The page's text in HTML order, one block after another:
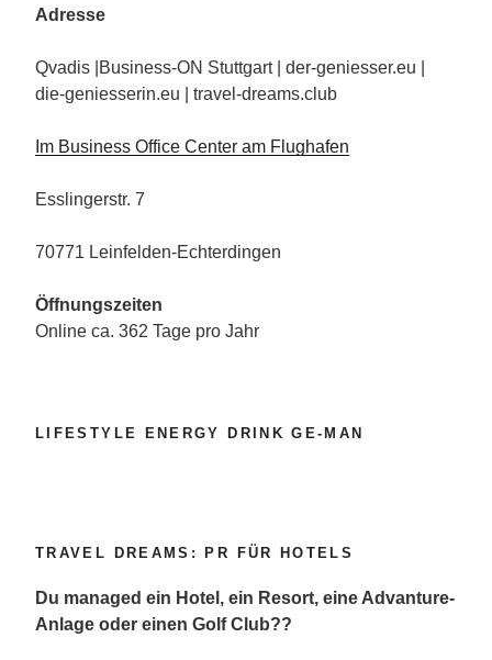
Adresse
Qvadis |Business-ON Stuttgart | der-geniesser.eu |
die-geniesserin.eu | travel-dreams.club
Im Business Office Center am Flughafen
Esslingerstr. 7
70771 Leinfelden-Echterdingen
Öffnungszeiten
Online ca. 362 Tage pro Jahr
LIFESTYLE ENERGY DRINK GE-MAN
TRAVEL DREAMS: PR FÜR HOTELS
Du managed ein Hotel, ein Resort, eine Advanture-
Anlage oder einen Golf Club??